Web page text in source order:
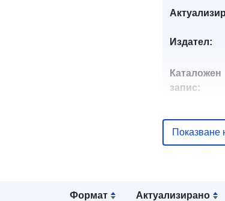
Формат Актуализирано
Издател:
Каталожен
запис:
Показване